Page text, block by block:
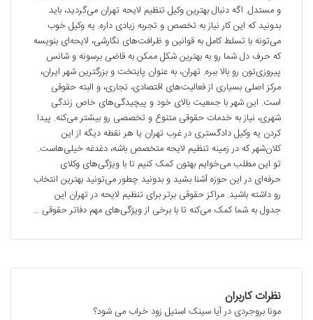
و مستدل. اگه دنبال بهترین وکیل تنظیم لایحه تهران می‌گردید، باید
بدونید که این کار نیاز به تخصص و تجربه زیادی داره. یه وکیل خوب
می‌تونه با تسلط کامل به قوانین و ظرافت‌های نگارشی، لایحه‌ای بنویسه
که حرف دل شما رو به بهترین شکل ممکن به قاضی برسونه و شانس
پیروزی‌تون رو بالا ببره. تهران، به عنوان پایتخت و بزرگترین شهر ایران،
مرکز اصلی بسیاری از فعالیت‌های اقتصادی، تجاری، و البته حقوقی
است. این شهر با جمعیت بالای خود و پیچیدگی‌های خاص زندگی
شهری، نیاز به خدمات حقوقی متنوع و تخصصی رو بیشتر می‌کنه. پیدا
کردن یه وکیل دادگستری در غرب تهران یا هر نقطه دیگه از این
کلان‌شهر که در زمینه تنظیم لایحه متخصص باشه، دغدغه خیلی‌هاست.
تو این مطلب می‌خوایم بهتون کمک کنیم تا با ویژگی‌های وکلای
حرفه‌ای در این حوزه آشنا بشید و بدونید چطور می‌تونید بهترین انتخاب
رو داشته باشید. مراکز حقوقی برتر برای تنظیم لایحه در تهران این
جدول به شما کمک می‌کنه تا با برخی از ویژگی‌های مهم دفاتر حقوقی …
نظرات کاربران
مونا بروجردی درآیا سینک استیل زود خراب می شود؟